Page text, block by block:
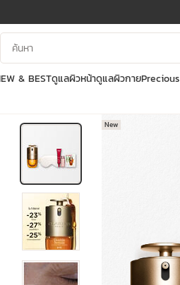
ข้ามไปยังเนื้อหา
บันทึกข้อมูลค้นหา
& BESTดูแลผิวหน้าดูแลผิวกายPrecious
New